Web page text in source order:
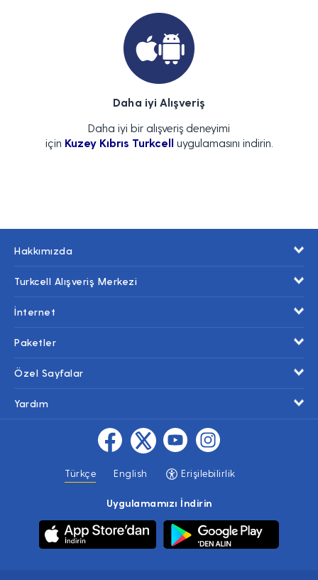
Daha iyi Alışveriş
Daha iyi bir alışveriş deneyimi
için Kuzey Kıbrıs Turkcell uygulamasını indirin.
Hakkımızda
Turkcell Alışveriş Merkezi
İnternet
Paketler
Özel Sayfalar
Yardım
Türkçe English Erişilebilirlik
Uygulamamızı İndirin